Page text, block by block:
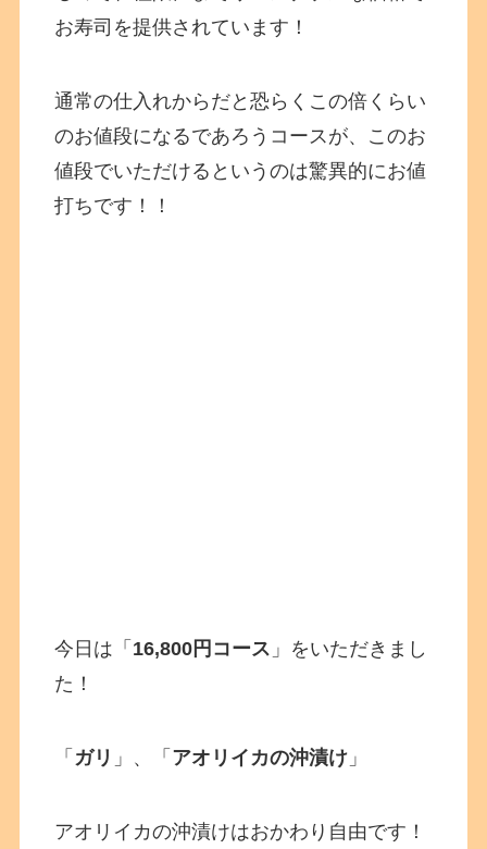
お寿司を提供されています！
通常の仕入れからだと恐らくこの倍くらい
のお値段になるであろうコースが、このお
値段でいただけるというのは驚異的にお値
打ちです！！
今日は「 16,800円コース 」をいただきまし
た！
「 ガリ 」、「 アオリイカの沖漬け 」
アオリイカの沖漬けはおかわり自由です！